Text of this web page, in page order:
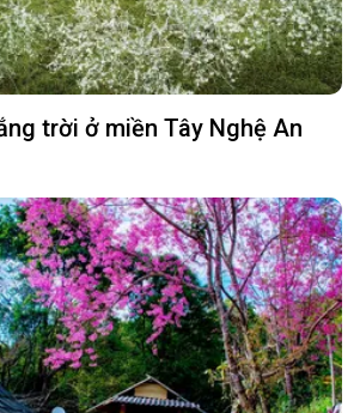
trời ở miền Tây Nghệ An